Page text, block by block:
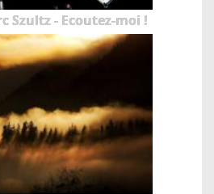
Szultz - Ecoutez-moi !